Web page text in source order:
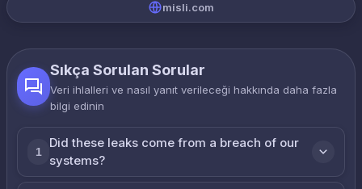
misli.com
Sıkça Sorulan Sorular
Veri ihlalleri ve nasıl yanıt verileceği hakkında daha fazla
bilgi edinin
1
Did these leaks come from a breach of our
systems?